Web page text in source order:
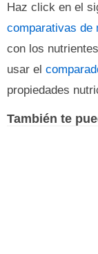
Haz click en el
comparativas de
con los
usar el
propiedades
También te